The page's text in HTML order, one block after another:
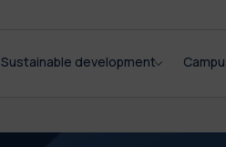
Sustainable development